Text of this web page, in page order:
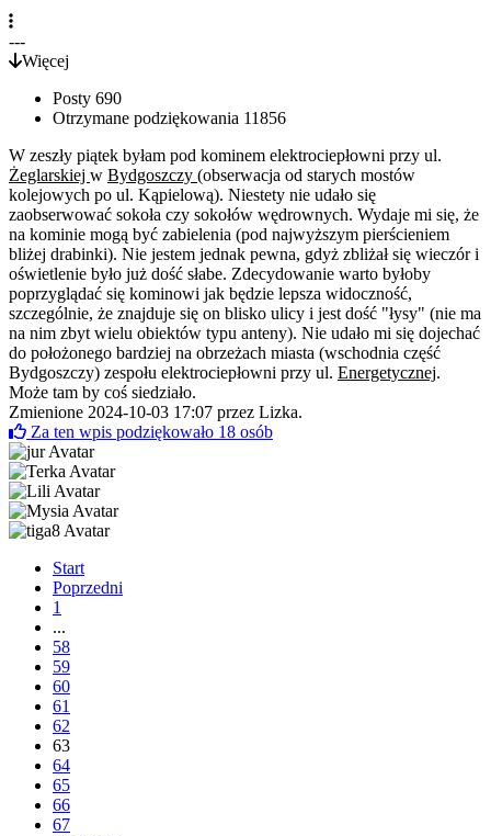
---
Więcej
Posty 690
Otrzymane podziękowania 11856
W zeszły piątek byłam pod kominem elektrociepłowni przy ul.
Żeglarskiej w Bydgoszczy (obserwacja od starych mostów
kolejowych po ul. Kąpielową). Niestety nie udało się
zaobserwować sokoła czy sokołów wędrownych. Wydaje mi się, że
na kominie mogą być zabielenia (pod najwyższym pierścieniem
bliżej drabinki). Nie jestem jednak pewna, gdyż zbliżał się wieczór i
oświetlenie było już dość słabe. Zdecydowanie warto byłoby
poprzyglądać się kominowi jak będzie lepsza widoczność,
szczególnie, że znajduje się on blisko ulicy i jest dość "łysy" (nie ma
na nim zbyt wielu obiektów typu anteny). Nie udało mi się dojechać
do położonego bardziej na obrzeżach miasta (wschodnia część
Bydgoszczy) zespołu elektrociepłowni przy ul. Energetycznej.
Może tam by coś siedziało.
Zmienione 2024-10-03 17:07 przez Lizka.
Za ten wpis podziękowało 18 osób
Start
Poprzedni
1
...
58
59
60
61
62
63
64
65
66
67